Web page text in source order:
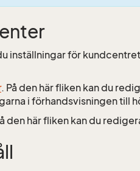
inställningar för
. På den här fliken kan du
i förhandsvisningen till
den här fliken kan du